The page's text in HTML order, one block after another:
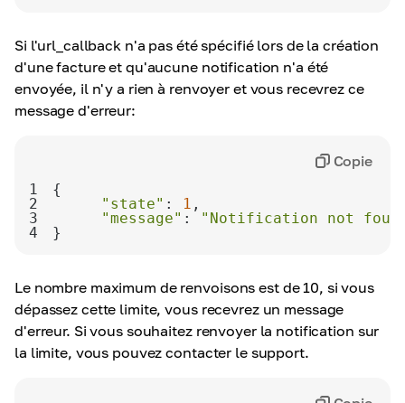
Si l'url_callback n'a pas été spécifié lors de la création
d'une facture et qu'aucune notification n'a été
envoyée, il n'y a rien à renvoyer et vous recevrez ce
message d'erreur:
1
2
"state" : 1
3
"message" :
"Notification not
4
}
Copie
Le nombre maximum de renvoisons est de 10, si vous
dépassez cette limite, vous recevrez un message
d'erreur. Si vous souhaitez renvoyer la notification sur
la limite, vous pouvez contacter le support.